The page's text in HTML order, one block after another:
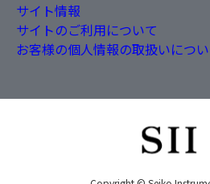
サイト情報
サイトのご利用について
お客様の個人情報の取扱いにつ